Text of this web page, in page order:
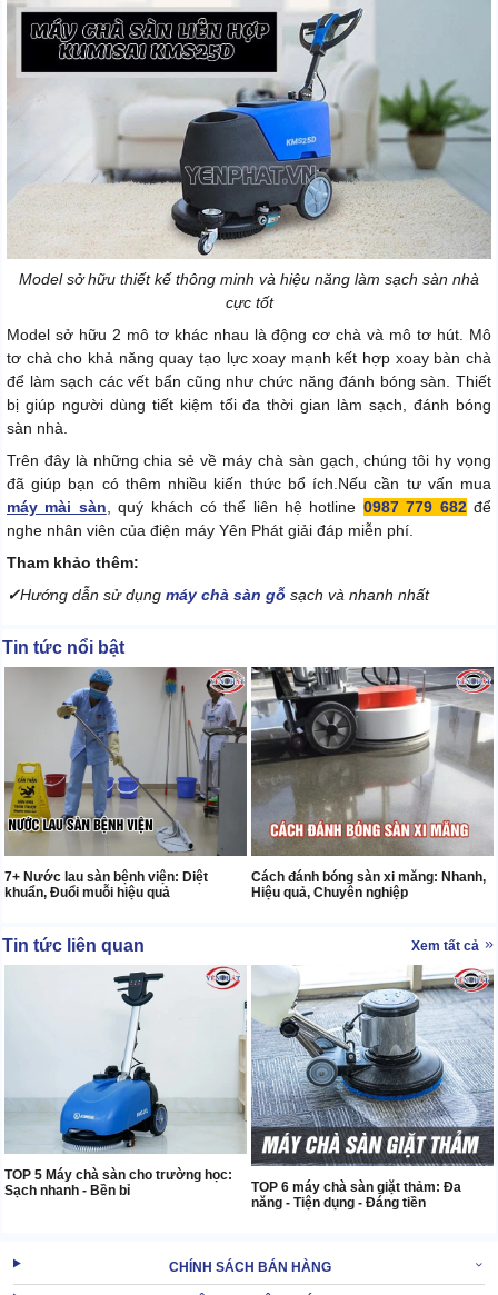
Model sở hữu thiết kế thông minh và hiệu năng làm sạch sàn nhà
cực tốt
Model sở hữu 2 mô tơ khác nhau là động cơ chà và mô tơ hút. Mô
tơ chà cho khả năng quay tạo lực xoay mạnh kết hợp xoay bàn chà
để làm sạch các vết bẩn cũng như chức năng đánh bóng sàn. Thiết
bị giúp người dùng tiết kiệm tối đa thời gian làm sạch, đánh bóng
sàn nhà.
Trên đây là những chia sẻ về máy chà sàn gạch, chúng tôi hy vọng
đã giúp bạn có thêm nhiều kiến thức bổ ích. Nếu cần tư vấn mua
máy mài sàn , quý khách có thể liên hệ hotline 0987 779 682để
nghe nhân viên của điện máy Yên Phát giải đáp miễn phí.
Tham khảo thêm:
✓Hướng dẫn sử dụng máy chà sàn gỗ sạch và nhanh nhất
Tin tức nổi bật
7+ Nước lau sàn bệnh viện: Diệt
khuẩn, Đuổi muỗi hiệu quả
Cách đánh bóng sàn xi măng: Nhanh,
Hiệu quả, Chuyên nghiệp
Tin tức liên quan Xem tất cả
TOP 5 Máy chà sàn cho trường học:
Sạch nhanh - Bền bỉ
TOP 6 máy chà sàn giặt thảm: Đa
năng - Tiện dụng - Đáng tiền
CHÍNH SÁCH BÁN HÀNG